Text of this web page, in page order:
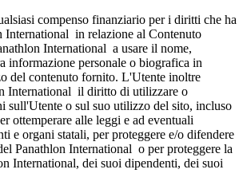
compenso finanziario per i diritti che ha
International in relazione al Contenuto
International a usare il nome,
informazione personale o biografica in
del contenuto fornito. L'Utente inoltre
International il diritto di utilizzare o
sull'Utente o sul suo utilizzo del sito, incluso
ottemperare alle leggi e ad eventuali
e organi statali, per proteggere e/o difendere
Panathlon International o per proteggere la
International, dei suoi dipendenti, dei suoi